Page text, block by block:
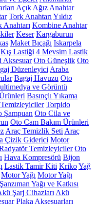
Açık Ağız Anahtar
Tork Anahtarı Yıldız
Anahtarı Kombine Anahtar
Keser Kargaburun
Maket Bıçağı Iskarpela
Kış Lastiği 4 Mevsim Lastik
Aksesuar Oto Güneşlik Oto
Düzenleyici Araba
Bagaj Havuzu Oto
ve Görüntü
Basınçlı Yıkama
Temizleyiciler Torpido
Şampuan Oto Cila ve
Oto Cam Bakım Ürünleri
Araç Temizlik Seti Araç
Çizik Giderici Motor
Temizleyiciler Oto
Hava Kompresörü Bijon
Lastik Tamir Kiti KrikoYağ
Motor Yağı Motor Yağı
Şanzıman Yağı ve Katkısı
Şarj Cihazları Akü
Plaka Aksesuarları